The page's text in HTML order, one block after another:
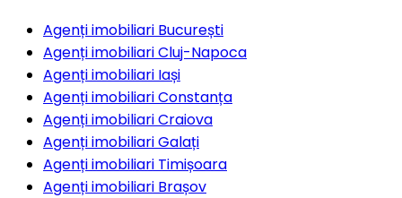
Agenți imobiliari București
Agenți imobiliariCluj-Napoca
Agenți imobiliari Iași
Agenți imobiliariConstanța
Agenți imobiliariCraiova
Agenți imobiliariGalați
Agenți imobiliari Timișoara
Agenți imobiliari Brașov